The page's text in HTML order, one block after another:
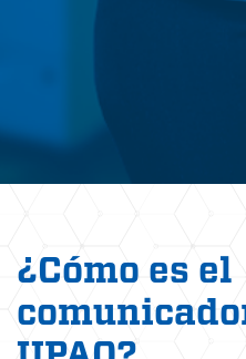
¿Cómo es el